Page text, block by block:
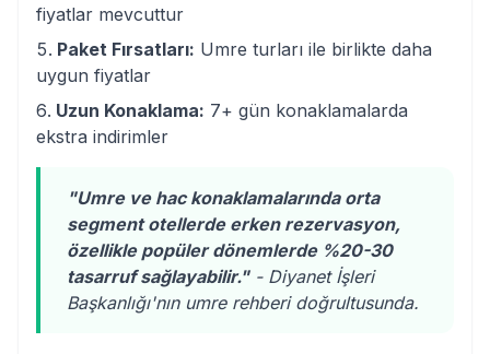
fiyatlar mevcuttur
Paket Fırsatları: Umre turları ile birlikte daha
uygun fiyatlar
Uzun Konaklama: 7+ gün konaklamalarda
ekstra indirimler
"Umre ve hac konaklamalarında orta
segment otellerde erken rezervasyon,
özellikle popüler dönemlerde %20-30
tasarruf sağlayabilir."- Diyanet İşleri
Başkanlığı'nın umre rehberi doğrultusunda.